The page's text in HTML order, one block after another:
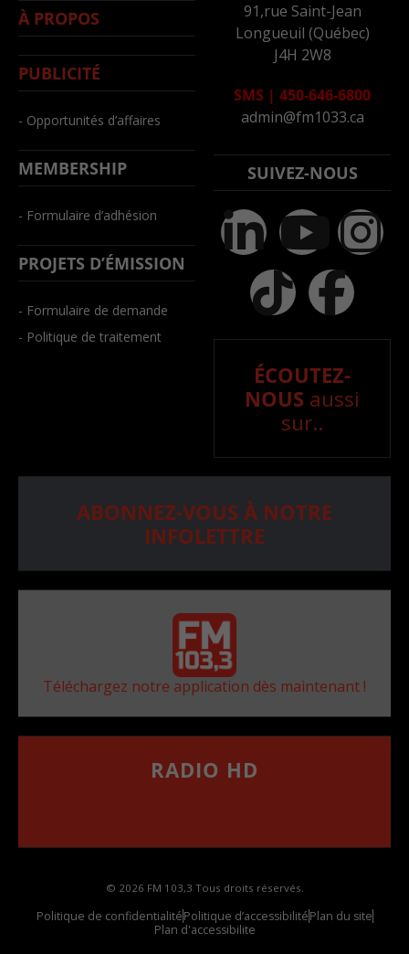
À PROPOS
PUBLICITÉ
- Opportunités d’affaires
MEMBERSHIP
- Formulaire d’adhésion
PROJETS D’ÉMISSION
- Formulaire de demande
- Politique de traitement
91,rue Saint-Jean
Longueuil (Québec)
J4H 2W8
SMS | 450-646-6800
admin@fm1033.ca
SUIVEZ-NOUS
ÉCOUTEZ-
NOUS aussi
sur..
ABONNEZ-VOUS À NOTRE
INFOLETTRE
Téléchargez notre application dès maintenant !
RADIO HD
© 2026 FM 103,3 Tous droits réservés.
Politique de confidentialitéPolitique d’accessibilitéPlan du site
Plan d'accessibilite